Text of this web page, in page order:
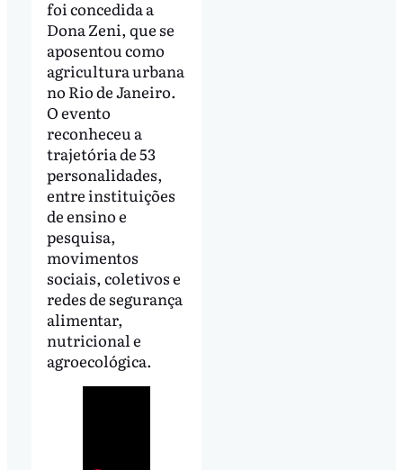
foi concedida a
Dona Zeni, que se
aposentou como
agricultura urbana
no Rio de Janeiro.
O evento
reconheceu a
trajetória de 53
personalidades,
entre instituições
de ensino e
pesquisa,
movimentos
sociais, coletivos e
redes de segurança
alimentar,
nutricional e
agroecológica.